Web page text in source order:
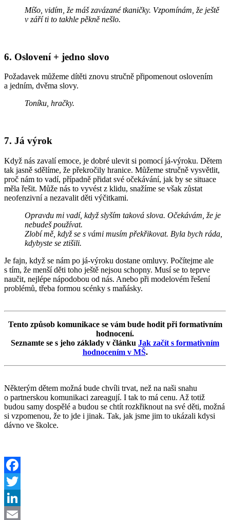
Míšo, vidím, že máš zavázané tkaničky. Vzpomínám, že ještě
v září ti to takhle pěkně nešlo.
6. Oslovení + jedno slovo
Požadavek můžeme dítěti znovu stručně připomenout oslovením
a jedním, dvěma slovy.
Toníku, hračky.
7. Já výrok
Když nás zavalí emoce, je dobré ulevit si pomocí já-výroku. Dětem
tak jasně sdělíme, že překročily hranice. Můžeme stručně vysvětlit,
proč nám to vadí, případně přidat své očekávání, jak by se situace
měla řešit. Může nás to vyvést z klidu, snažíme se však zůstat
neofenzivní a nezavalit děti výčitkami.
Opravdu mi vadí, když slyším taková slova. Očekávám, že je
nebudeš používat.
Zlobí mě, když se s vámi musím překřikovat. Byla bych ráda,
kdybyste se ztišili.
Je fajn, když se nám po já-výroku dostane omluvy. Počítejme ale
s tím, že menší děti toho ještě nejsou schopny. Musí se to teprve
naučit, nejlépe nápodobou od nás. Anebo při modelovém řešení
problémů, třeba formou scénky s maňásky.
Tento způsob komunikace se vám bude hodit při formativním
hodnocení.
Seznamte se s jeho základy v článku Jak začít s formativním
hodnocením v MŠ.
Některým dětem možná bude chvíli trvat, než na naši snahu
o partnerskou komunikaci zareagují. I tak to má cenu. Až totiž
budou samy dospělé a budou se chtít rozkřiknout na své děti, možná
si vzpomenou, že to jde i jinak. Tak, jak jsme jim to ukázali kdysi
dávno ve školce.
Facebook
Twitter
LinkedIn